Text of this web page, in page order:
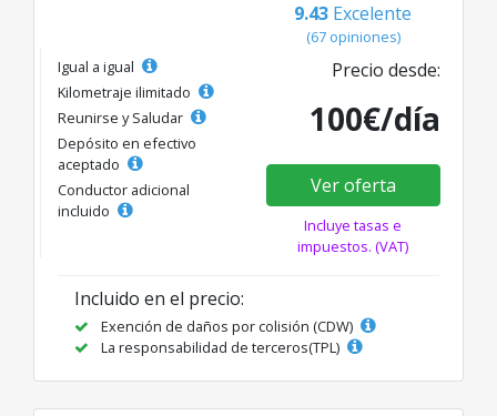
9.43 Excelente
(67 opiniones)
Igual a igual
Kilometraje ilimitado
Reunirse y Saludar
Depósito en efectivo
aceptado
Conductor adicional
incluido
Precio desde:
100€/día
Ver oferta
Incluye tasas e
impuestos. (VAT)
Incluido en el precio:
Exención de daños por colisión (CDW)
La responsabilidad de terceros(TPL)